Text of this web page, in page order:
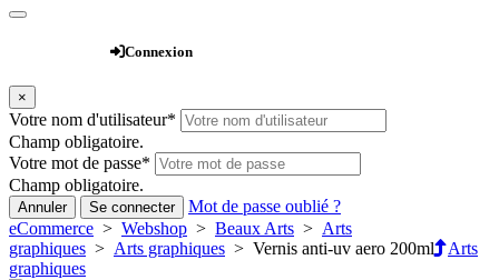
Connexion
×
Votre nom d'utilisateur*
Champ obligatoire.
Votre mot de passe*
Champ obligatoire.
Annuler Se connecter
Mot de passe oublié ?
eCommerce > Webshop > Beaux Arts > Arts
graphiques > Arts graphiques > Vernis anti-uv aero 200ml
Arts
graphiques